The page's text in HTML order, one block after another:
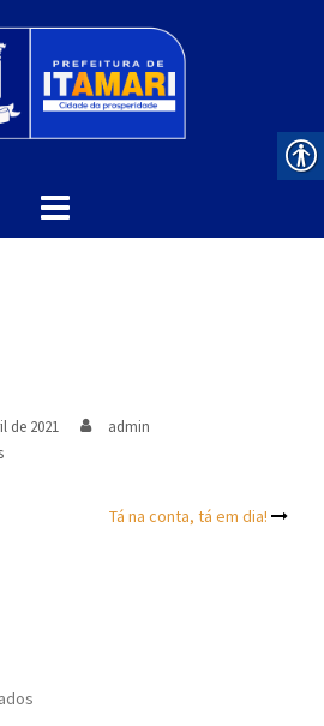
de 2021
admin
Tá na conta, tá em dia!